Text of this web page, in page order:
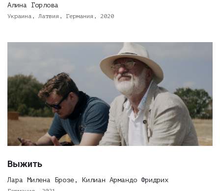
Алина Горлова
Украина, Латвия, Германия, 2020
Выжить
Лара Милена Брозе, Килиан Армандо Фридрих